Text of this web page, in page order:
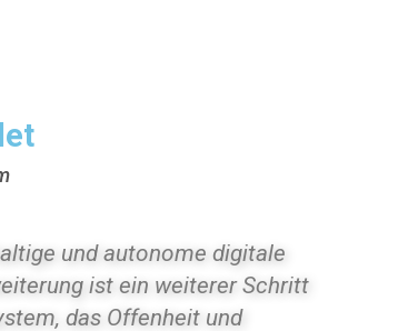
und autonome digitale
ist ein weiterer Schritt
das Offenheit und